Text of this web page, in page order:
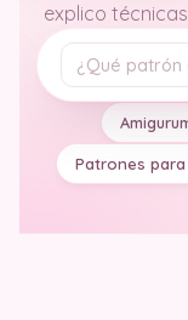
explico
Tu pregunta
Patrones